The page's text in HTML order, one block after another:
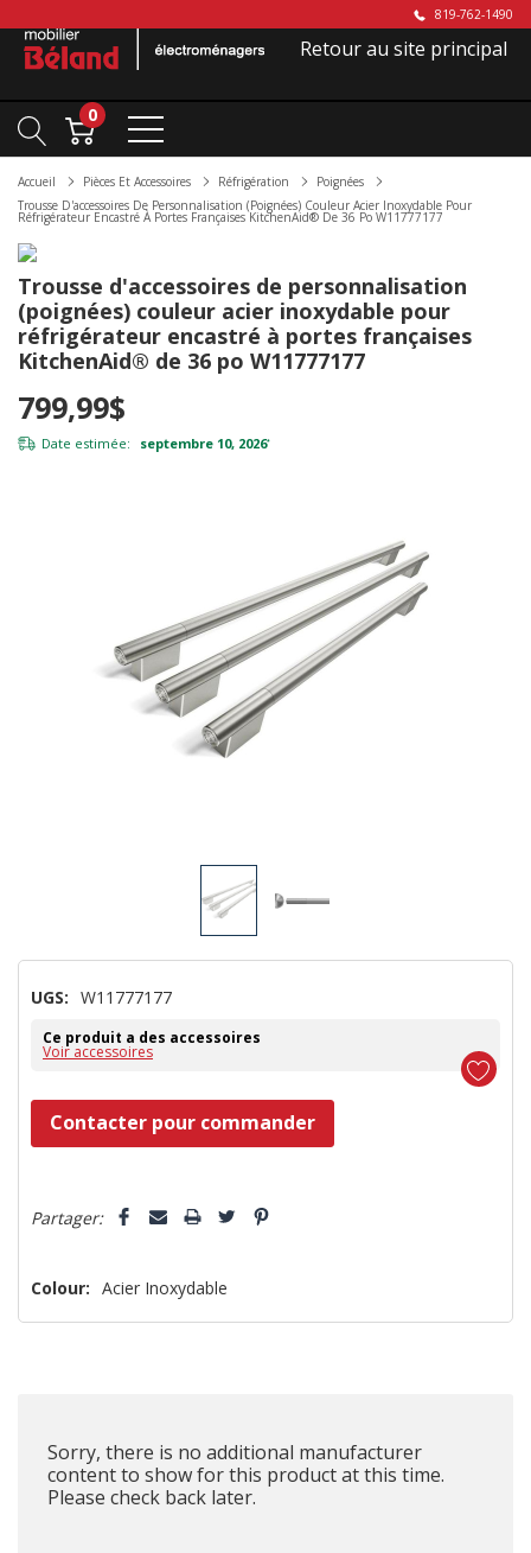
819-762-1490
Retour au site principal
0
Accueil Pièces Et Accessoires Réfrigération
Poignées
Trousse D'accessoires De Personnalisation (poignées) Couleur Acier Inoxydable Pour
Réfrigérateur Encastré À Portes Françaises KitchenAid® De 36 Po W11777177
Trousse d'accessoires de personnalisation
(poignées) couleur acier inoxydable pour
réfrigérateur encastré à portes françaises
KitchenAid® de 36 po W11777177
799,99$
Date estimée: septembre 10, 2026*
UGS: W11777177
Ce produit a des accessoires
Voir accessoires
Dépêchez-
vous!
n’en
plus
Contacter pour commander
Partager:
Colour: Acier Inoxydable
Sorry, there is no additional manufacturer
content to show for this product at this time.
Please check back later.